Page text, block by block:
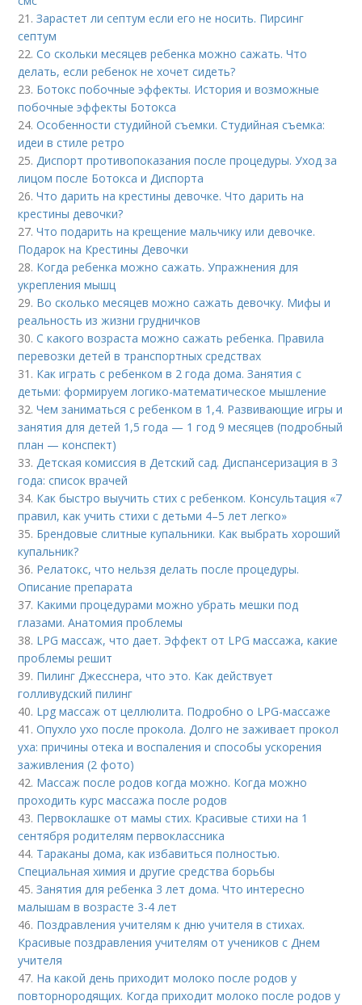
21.Зарастет ли септум если его не носить. Пирсинг
септум
22.Со скольки месяцев ребенка можно сажать. Что
делать, если ребенок не хочет сидеть?
23. Ботокс побочные эффекты. История и возможные
побочные эффекты Ботокса
24.Особенности студийной съемки. Студийная съемка:
идеи в стиле ретро
25.Диспорт противопоказания после процедуры. Уход за
лицом после Ботокса и Диспорта
26.Что дарить на крестины девочке. Что дарить на
крестины девочки?
27.Что подарить на крещение мальчику или девочке.
Подарок на Крестины Девочки
28. Когда ребенка можно сажать. Упражнения для
укрепления мышц
29. Во сколько месяцев можно сажать девочку. Мифы и
реальность из жизни грудничков
30.С какого возраста можно сажать ребенка. Правила
перевозки детей в транспортных средствах
31. Как играть с ребенком в 2 года дома. Занятия с
детьми: формируем логико-математическое мышление
32.Чем заниматься с ребенком в 1,4. Развивающие игры и
занятия для детей 1,5 года — 1 год 9 месяцев (подробный
план — конспект)
33.Детская комиссия в Детский сад. Диспансеризация в 3
года: список врачей
34. Как быстро выучить стих с ребенком. Консультация «7
правил, как учить стихи с детьми 4–5 лет легко»
35. Брендовые слитные купальники. Как выбрать хороший
купальник?
36. Релатокс, что нельзя делать после процедуры.
Описание препарата
37. Какими процедурами можно убрать мешки под
глазами. Анатомия проблемы
38. LPG массаж, что дает. Эффект от LPG массажа, какие
проблемы решит
39. Пилинг Джесснера, что это. Как действует
голливудский пилинг
40. Lpg массаж от целлюлита. Подробно о LPG-массаже
41.Опухло ухо после прокола. Долго не заживает прокол
уха: причины отека и воспаления и способы ускорения
заживления (2 фото)
42. Массаж после родов когда можно. Когда можно
проходить курс массажа после родов
43. Первоклашке от мамы стих. Красивые стихи на 1
сентября родителям первоклассника
44. Тараканы дома, как избавиться полностью.
Специальная химия и другие средства борьбы
45.Занятия для ребенка 3 лет дома. Что интересно
малышам в возрасте 3-4 лет
46. Поздравления учителям к дню учителя в стихах.
Красивые поздравления учителям от учеников с Днем
учителя
47. На какой день приходит молоко после родов у
повторнородящих. Когда приходит молоко после родов у